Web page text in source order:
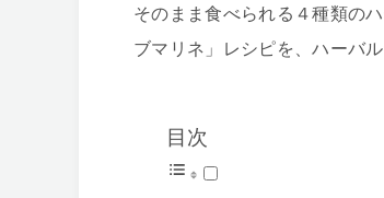
そのまま食べられる４種類の
ブマリネ」レシピを、ハーバ
目次